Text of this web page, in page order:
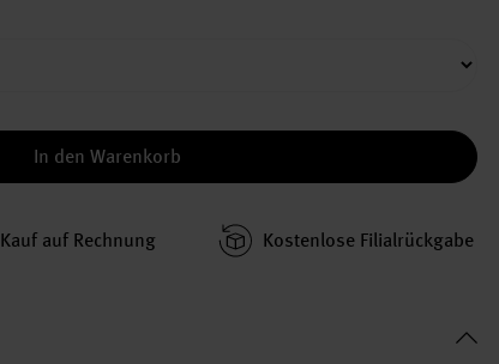
In den Warenkorb
Kauf auf Rechnung Kosten­lose Filial­rückgabe